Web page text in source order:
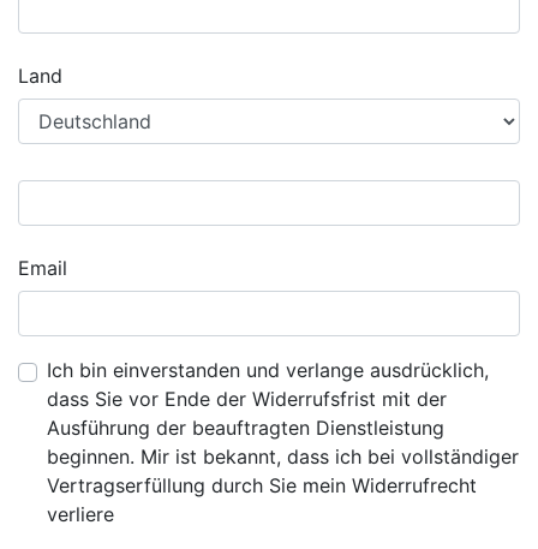
Land
Email
Ich bin einverstanden und verlange ausdrücklich,
dass Sie vor Ende der Widerrufsfrist mit der
Ausführung der beauftragten Dienstleistung
beginnen. Mir ist bekannt, dass ich bei vollständiger
Vertragserfüllung durch Sie mein Widerrufrecht
verliere